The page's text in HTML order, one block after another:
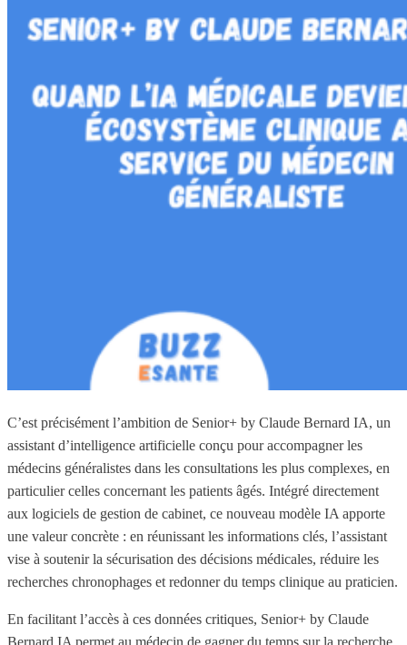
C’est précisément l’ambition de Senior+ by Claude Bernard IA, un
assistant d’intelligence artificielle conçu pour accompagner les
médecins généralistes dans les consultations les plus complexes, en
particulier celles concernant les patients âgés. Intégré directement
aux logiciels de gestion de cabinet, ce nouveau modèle IA apporte
une valeur concrète : en réunissant les informations clés, l’assistant
vise à soutenir la sécurisation des décisions médicales, réduire les
recherches chronophages et redonner du temps clinique au praticien.
En facilitant l’accès à ces données critiques, Senior+ by Claude
Bernard IA permet au médecin de gagner du temps sur la recherche